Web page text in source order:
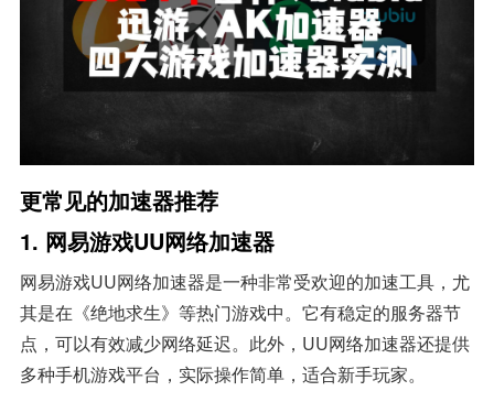
更常见的加速器推荐
1. 网易游戏UU网络加速器
网易游戏UU网络加速器是一种非常受欢迎的加速工具，尤
其是在《绝地求生》等热门游戏中。它有稳定的服务器节
点，可以有效减少网络延迟。此外，UU网络加速器还提供
多种手机游戏平台，实际操作简单，适合新手玩家。